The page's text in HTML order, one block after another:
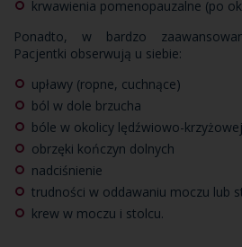
krwawienia pomenopauzalne (po
Ponadto, w bardzo
Pacjentki obserwują u siebie:
upławy (ropne, cuchnące)
ból w dole brzucha
bóle w okolicy lędźwiowo-krzyżowej
obrzęki kończyn dolnych
nadciśnienie
trudności w oddawaniu moczu lub
krew w moczu i stolcu.